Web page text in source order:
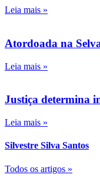
Leia mais »
Atordoada na
Leia mais »
Justiça determina
Leia mais »
Silvestre Silva Santos
Todos os artigos »